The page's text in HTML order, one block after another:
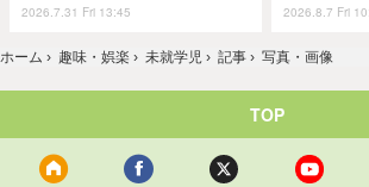
2026.7.31 Fri 13:45 2026.8.7 Fri
ホーム › 趣味・娯楽 › 未就学児 › 記事 › 写真・画像
TOP